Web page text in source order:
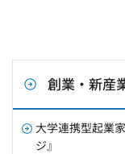
創業・新産
大学連携型起業
ジ』